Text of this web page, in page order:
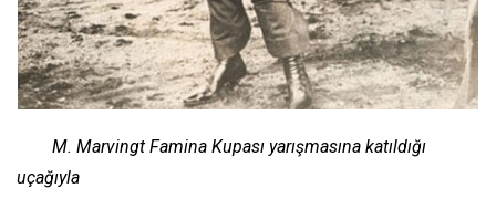
M. Marvingt Famina Kupası yarışmasına katıldığı
uçağıyla